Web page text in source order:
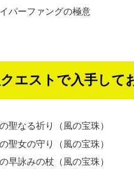
パーファングの極意
エストで入手して
聖なる祈り（風の宝珠）
聖女の守り（風の宝珠）
早詠みの杖（風の宝珠）